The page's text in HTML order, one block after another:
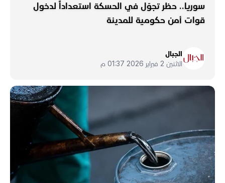
سوريا.. حظر تجوّل في الحسكة استعداداً لدخول
قوات أمن حكومية للمدينة
الجبال
الاثنين 2 فبراير 2026 01:37 م